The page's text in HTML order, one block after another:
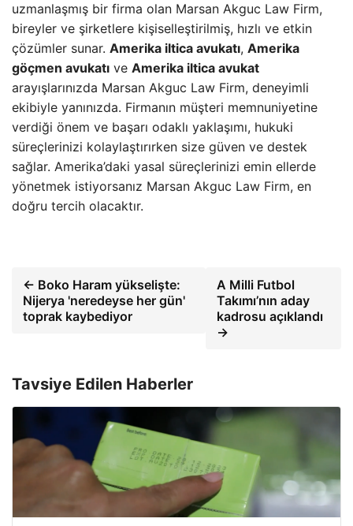
uzmanlaşmış bir firma olan Marsan Akguc Law Firm,
bireyler ve şirketlere kişiselleştirilmiş, hızlı ve etkin
çözümler sunar. Amerika iltica avukatı, Amerika
göçmen avukatı ve Amerika iltica avukat
arayışlarınızda Marsan Akguc Law Firm, deneyimli
ekibiyle yanınızda. Firmanın müşteri memnuniyetine
verdiği önem ve başarı odaklı yaklaşımı, hukuki
süreçlerinizi kolaylaştırırken size güven ve destek
sağlar. Amerika’daki yasal süreçlerinizi emin ellerde
yönetmek istiyorsanız Marsan Akguc Law Firm, en
doğru tercih olacaktır.
← Boko Haram yükselişte:
Nijerya 'neredeyse her gün'
toprak kaybediyor
A Milli Futbol
Takımı’nın aday
kadrosu açıklandı
→
Tavsiye Edilen Haberler